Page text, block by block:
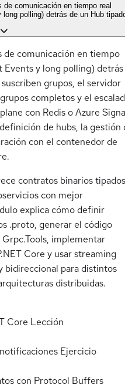
comunicación en tiempo real
polling) detrás de un Hub
de comunicación en tiempo
Events y long polling) detrás
grupos, el servidor
completos y el
con Redis o Azure
de hubs, la gestión
con el contenedor de
contratos binarios tipados
con mejor
explica cómo definir
.proto, generar el código
implementar
Core y usar streaming
bidireccional para distintos
distribuidas.
Core Lección
Ejercicio
con Protocol Buffers